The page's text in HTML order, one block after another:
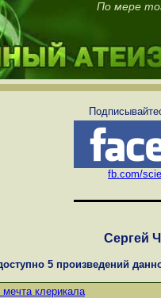
По мере
fb.com/
Сергей
5 произведений
клерикала